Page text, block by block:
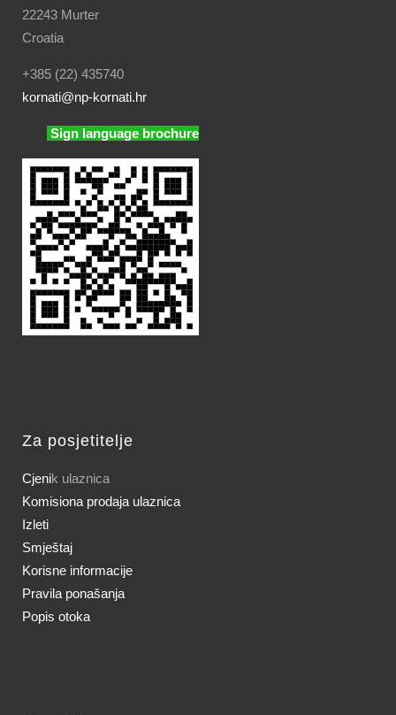
22243 Murter
Croatia
+385 (22) 435740
kornati@np-kornati.hr
Sign language brochure
Za posjetitelje
Cjenik ulaznica
Komisiona prodaja ulaznica
Izleti
Smještaj
Korisne informacije
Pravila ponašanja
Popis otoka